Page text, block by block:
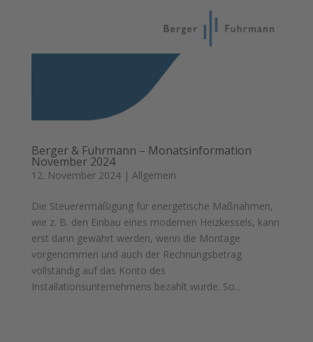
Berger & Fuhrmann – Monatsinformation
November 2024
12. November 2024| Allgemein
Die Steuerermäßigung für energetische Maßnahmen,
wie z. B. den Einbau eines modernen Heizkessels, kann
erst dann gewährt werden, wenn die Montage
vorgenommen und auch der Rechnungsbetrag
vollständig auf das Konto des
Installationsunternehmens bezahlt wurde. So...